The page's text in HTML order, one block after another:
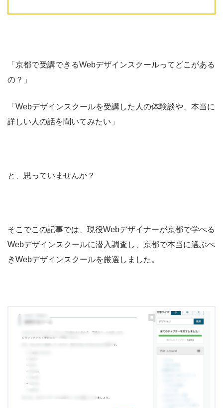
「京都で受講できるWebデザインスクールってどこがある
の？」
「Webデザインスクールを受講した人の体験談や、本当に
詳しい人の話を聞いてみたい」
と、思っていませんか？
そこでこの記事では、現役Webデザイナーが京都で学べる
Webデザインスクールに潜入調査し、京都で本当に選ぶべ
きWebデザインスクールを厳選しました。